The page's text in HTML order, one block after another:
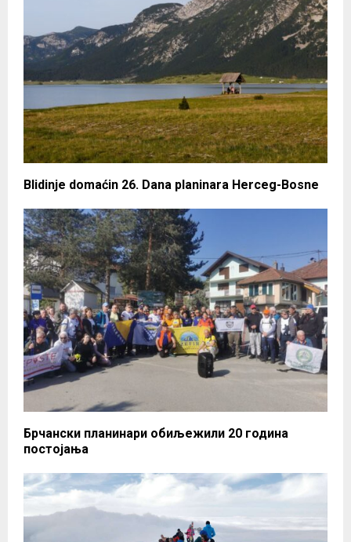
Blidinje domaćin 26. Dana planinara Herceg-Bosne
Брчански планинари обиљежили 20 година
постојања